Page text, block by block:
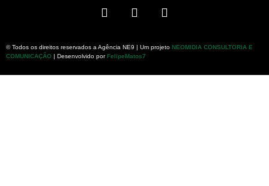
© Todos os direitos reservados a Agência NE9 | Um projeto NEOMIDIA CONSULTORIA E
COMUNICAÇÃO | Desenvolvido porFelipeMatos7